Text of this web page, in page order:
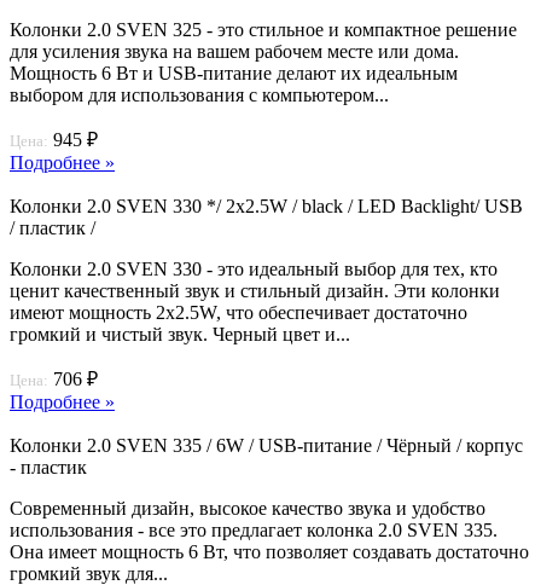
Колонки 2.0 SVEN 325 - это стильное и компактное решение
для усиления звука на вашем рабочем месте или дома.
Мощность 6 Вт и USB-питание делают их идеальным
выбором для использования с компьютером...
Цена: 945 ₽
Подробнее »
Колонки 2.0 SVEN 330 */ 2х2.5W / black / LED Backlight/ USB
/ пластик /
Колонки 2.0 SVEN 330 - это идеальный выбор для тех, кто
ценит качественный звук и стильный дизайн. Эти колонки
имеют мощность 2х2.5W, что обеспечивает достаточно
громкий и чистый звук. Черный цвет и...
Цена: 706 ₽
Подробнее »
Колонки 2.0 SVEN 335 / 6W / USB-питание / Чёрный / корпус
- пластик
Современный дизайн, высокое качество звука и удобство
использования - все это предлагает колонка 2.0 SVEN 335.
Она имеет мощность 6 Вт, что позволяет создавать достаточно
громкий звук для...